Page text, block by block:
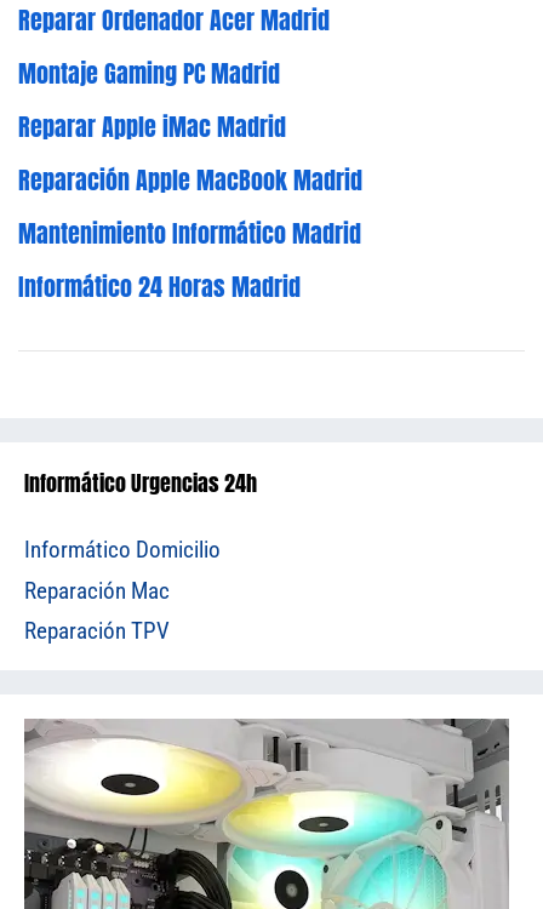
Reparar Ordenador Acer Madrid
Montaje Gaming PC Madrid
Reparar Apple iMac Madrid
Reparación Apple MacBook Madrid
Mantenimiento Informático Madrid
Informático 24 Horas Madrid
Informático Urgencias 24h
Informático Domicilio
Reparación Mac
Reparación TPV